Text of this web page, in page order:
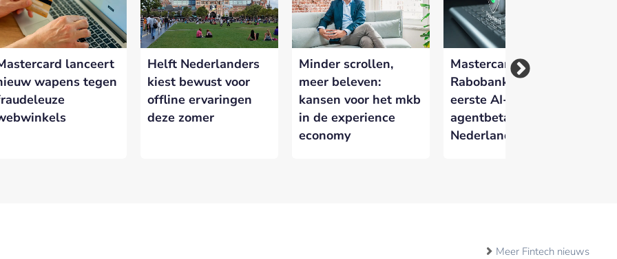
lanceert
wapens tegen
Helft Nederlanders
kiest bewust voor
offline ervaringen
deze zomer
Minder scrollen,
meer beleven:
kansen voor het mkb
in de experience
economy
Mastercard en
Rabobank voeren
eerste AI-
agentbetaling in
Nederland uit
Meer Fintech nieuws